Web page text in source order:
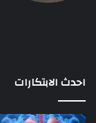
احدث الابتكارات